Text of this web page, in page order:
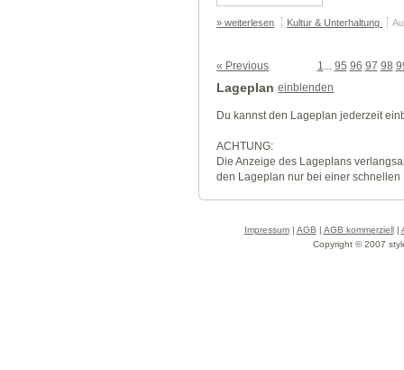
» weiterlesen Kultur & Unterhaltung
« Previous 1... 95 96 97 98
Lageplan einblenden
Du kannst den Lageplan jederzeit
ACHTUNG:
Die Anzeige des Lageplans
den Lageplan nur bei einer
Impressum| AGB | AGB kommerziell|
Copyright © 2007